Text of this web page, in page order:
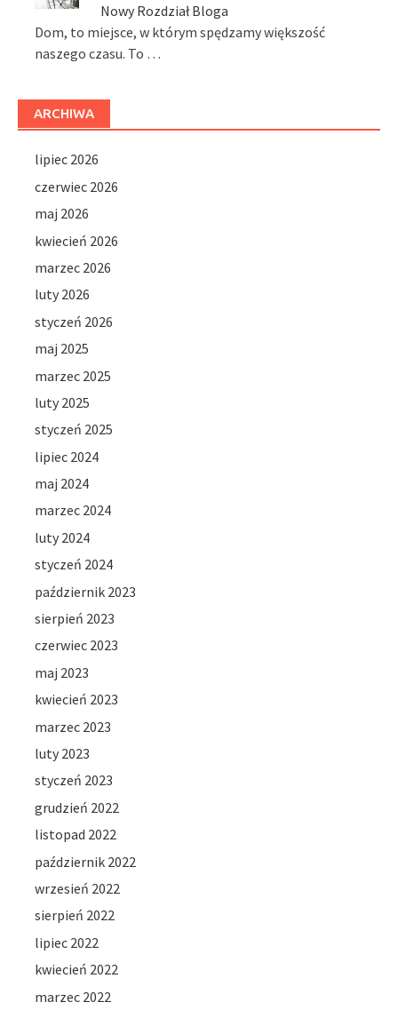
Nowy Rozdział Bloga
Dom, to miejsce, w którym spędzamy większość
naszego czasu. To …
ARCHIWA
lipiec 2026
czerwiec 2026
maj 2026
kwiecień 2026
marzec 2026
luty 2026
styczeń 2026
maj 2025
marzec 2025
luty 2025
styczeń 2025
lipiec 2024
maj 2024
marzec 2024
luty 2024
styczeń 2024
październik 2023
sierpień 2023
czerwiec 2023
maj 2023
kwiecień 2023
marzec 2023
luty 2023
styczeń 2023
grudzień 2022
listopad 2022
październik 2022
wrzesień 2022
sierpień 2022
lipiec 2022
kwiecień 2022
marzec 2022